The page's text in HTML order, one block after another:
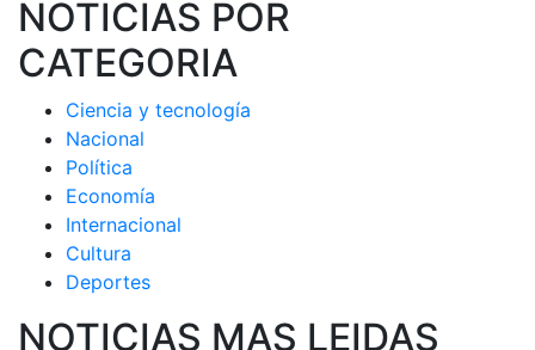
NOTICIAS POR
CATEGORIA
Ciencia y tecnología
Nacional
Política
Economía
Internacional
Cultura
Deportes
NOTICIAS MAS LEIDAS